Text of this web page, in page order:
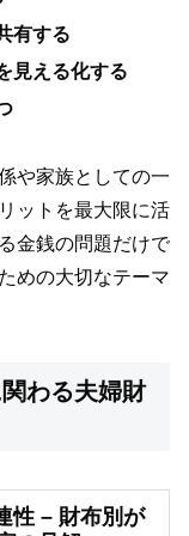
有する
見える化する
や家族としての一
ットを最大限に活
金銭の問題だけで
めの大切なテーマ
わる夫婦財
性 – 財布別が